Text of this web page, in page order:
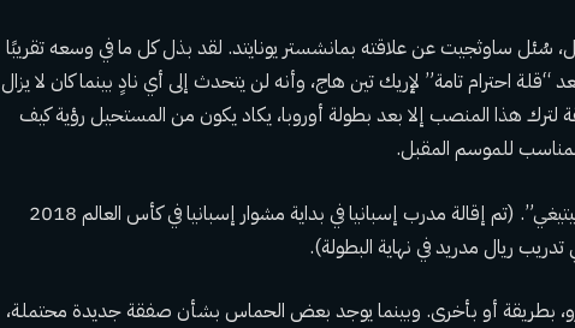
سُئل ساوثجيت عن علاقته بمانشستر يونايتد. لقد بذل كل ما في وسعه تقريبًا
“قلة احترام تامة” لإريك تين هاج، وأنه لن يتحدث إلى أي نادٍ بينما كان لا يزال
لترك هذا المنصب إلا بعد بطولة أوروبا، يكاد يكون من المستحيل رؤية كيف
للموسم المقبل.
لا يبدو أنه على وشك القيام “بجولين لوبيتيغي”. (تم إقالة مدرب إسبانيا في بداية مشوار إسبانيا في كأس العالم 2018
ريال مدريد في نهاية البطولة).
بطريقة أو بأخرى. وبينما يوجد بعض الحماس بشأن صفقة جديدة محتملة،